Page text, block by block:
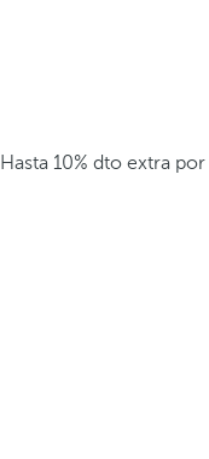
Hasta 10% dto extra